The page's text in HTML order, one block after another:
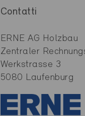
Contatti
ERNE AG Holzbau
Zentraler
Werkstrasse 3
5080 Laufenburg